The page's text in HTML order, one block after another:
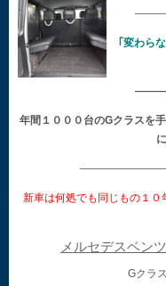
｢変わら
年間１０００台のGクラスを
新車は何処でも同じもの１０
メルセデスベン
Gクラ